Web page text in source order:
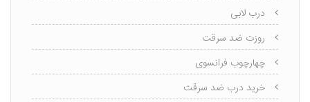
درب لابی
روزت ضد سرقت
چهارچوب فرانسوی
خرید درب ضد سرقت